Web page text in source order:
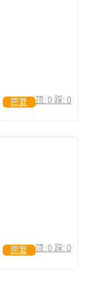
顶: 0 踩: 0
回复
顶: 0 踩: 0
回复